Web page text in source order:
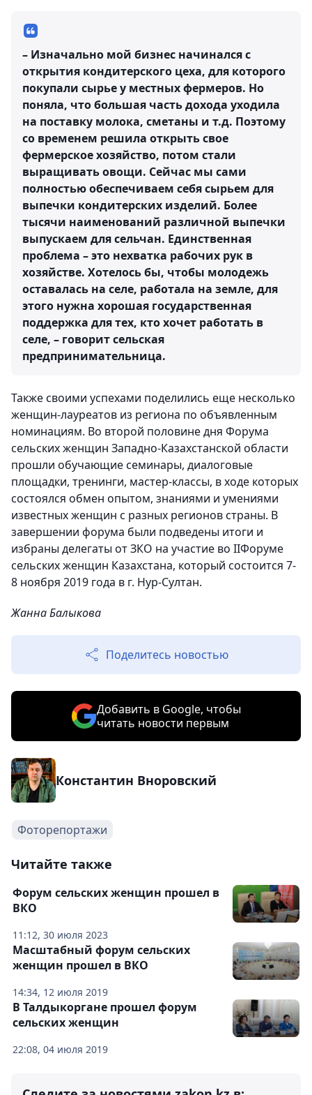
– Изначально мой бизнес начинался с
открытия кондитерского цеха, для которого
покупали сырье у местных фермеров. Но
поняла, что большая часть дохода уходила
на поставку молока, сметаны и т.д. Поэтому
со временем решила открыть свое
фермерское хозяйство, потом стали
выращивать овощи. Сейчас мы сами
полностью обеспечиваем себя сырьем для
выпечки кондитерских изделий. Более
тысячи наименований различной выпечки
выпускаем для сельчан. Единственная
проблема – это нехватка рабочих рук в
хозяйстве. Хотелось бы, чтобы молодежь
оставалась на селе, работала на земле, для
этого нужна хорошая государственная
поддержка для тех, кто хочет работать в
селе, – говорит сельская
предпринимательница.
Также своими успехами поделились еще несколько
женщин-лауреатов из региона по объявленным
номинациям. Во второй половине дня Форума
сельских женщин Западно-Казахстанской области
прошли обучающие семинары, диалоговые
площадки, тренинги, мастер-классы, в ходе которых
состоялся обмен опытом, знаниями и умениями
известных женщин с разных регионов страны. В
завершении форума были подведены итоги и
избраны делегаты от ЗКО на участие во IIФоруме
сельских женщин Казахстана, который состоится 7-
8 ноября 2019 года в г. Нур-Султан.
Жанна Балыкова
Поделитесь новостью
Добавить в Google, чтобы
читать новости первым
Константин Вноровский
Фоторепортажи
Читайте также
11:12, 30 июля 2023
Форум сельских женщин прошел в
ВКО
14:34, 12 июля 2019
Масштабный форум сельских
женщин прошел в ВКО
22:08, 04 июля 2019
В Талдыкоргане прошел форум
сельских женщин